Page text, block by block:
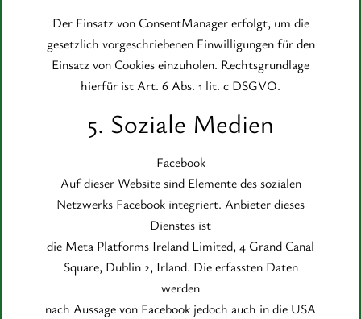
Der Einsatz von ConsentManager erfolgt, um die
gesetzlich vorgeschriebenen Einwilligungen für den
Einsatz von Cookies einzuholen. Rechtsgrundlage
hierfür ist Art. 6 Abs. 1 lit. c DSGVO.
5. Soziale Medien
Facebook
Auf dieser Website sind Elemente des sozialen
Netzwerks Facebook integriert. Anbieter dieses
Dienstes ist
die Meta Platforms Ireland Limited, 4 Grand Canal
Square, Dublin 2, Irland. Die erfassten Daten
werden
nach Aussage von Facebook jedoch auch in die USA